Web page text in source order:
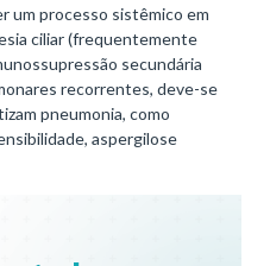
um processo sistêmico em
ciliar (frequentemente
secundária
recorrentes, deve-se
pneumonia, como
aspergilose